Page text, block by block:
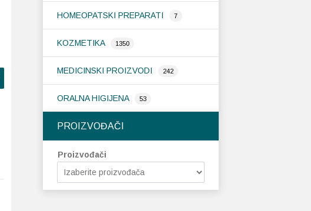
HOMEOPATSKI PREPARATI 7
KOZMETIKA 1350
MEDICINSKI PROIZVODI 242
ORALNA HIGIJENA 53
PROIZVOĐAČI
Proizvođači